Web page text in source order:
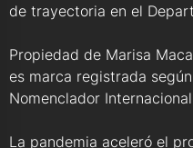
de trayectoria en el
Propiedad de Marisa
es marca registrada
Nomenclador
La pandemia aceleró el